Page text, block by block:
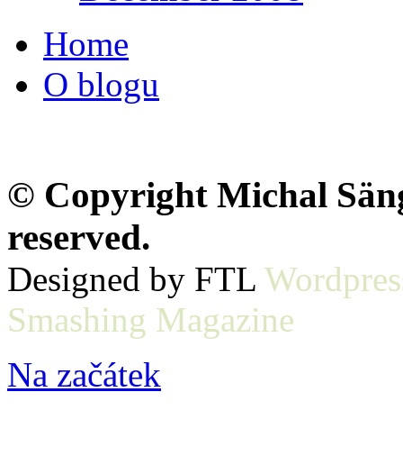
Home
O blogu
© Copyright Michal
reserved.
Designed by FTL
Smashing Magazine
Na začátek